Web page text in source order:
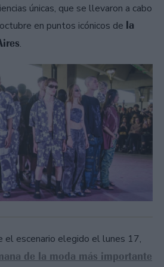
únicas, que se llevaron a cabo
en puntos icónicos de la
.
el escenario elegido el lunes 17,
de la moda más importante